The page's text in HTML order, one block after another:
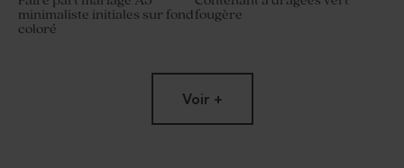
minimaliste initiales sur fond
coloré
fougère
Voir +